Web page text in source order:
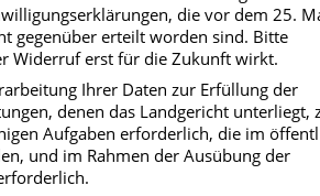
die vor dem 25.
gegenüber erteilt worden sind. Bitte
Widerruf erst für die Zukunft wirkt.
Ihrer Daten zur Erfüllung der
denen das Landgericht unterliegt,
Aufgaben erforderlich, die im
und im Rahmen der Ausübung der